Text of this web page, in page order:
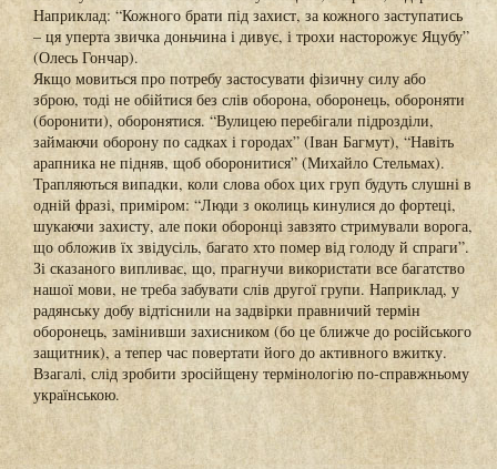
Наприклад: “Кожного брати під захист, за кожного заступатись
– ця уперта звичка доньчина і дивує, і трохи насторожує Яцубу”
(Олесь Гончар).
Якщо мовиться про потребу застосувати фізичну силу або
зброю, тоді не обійтися без слів оборона, оборонець, обороняти
(боронити), оборонятися. “Вулицею перебігали підрозділи,
займаючи оборону по садках і городах” (Іван Багмут), “Навіть
арапника не підняв, щоб оборонитися” (Михайло Стельмах).
Трапляються випадки, коли слова обох цих груп будуть слушні в
одній фразі, приміром: “Люди з околиць кинулися до фортеці,
шукаючи захисту, але поки оборонці завзято стримували ворога,
що обложив їх звідусіль, багато хто помер від голоду й спраги”.
Зі сказаного випливає, що, прагнучи використати все багатство
нашої мови, не треба забувати слів другої групи. Наприклад, у
радянську добу відтіснили на задвірки правничий термін
оборонець, замінивши захисником (бо це ближче до російського
защитник), а тепер час повертати його до активного вжитку.
Взагалі, слід зробити зросійщену термінологію по-справжньому
українською.